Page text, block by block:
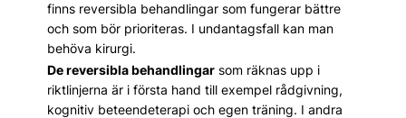
finns reversibla behandlingar som fungerar bättre
och som bör prioriteras. I undantagsfall kan man
behöva kirurgi.
De reversibla behandlingarsom räknas upp i
riktlinjerna är i första hand till exempel rådgivning,
kognitiv beteendeterapi och egen träning. I andra